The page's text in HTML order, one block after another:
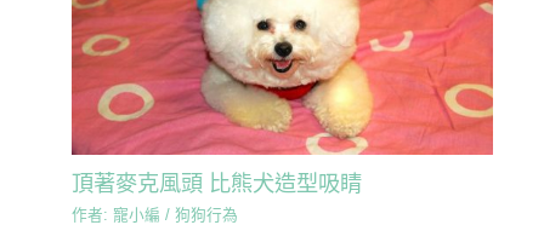
頂著麥克風頭 比熊犬造型吸睛
作者: 寵小編 / 狗狗行為